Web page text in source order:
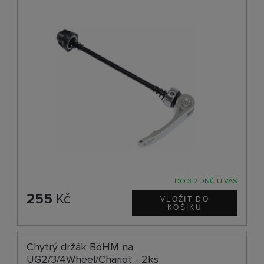
DO 3-7 DNŮ U VÁS
255 Kč
Chytrý držák BöHM na
UG2/3/4Wheel/Chariot - 2ks